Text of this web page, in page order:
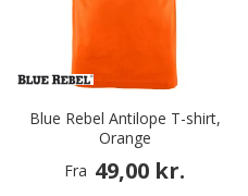
Blue Rebel Antilope T-shirt,
Orange
Fra 49,00 kr.